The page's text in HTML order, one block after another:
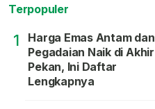
Terpopuler
1
Harga Emas Antam dan
Pegadaian Naik di Akhir
Pekan, Ini Daftar
Lengkapnya